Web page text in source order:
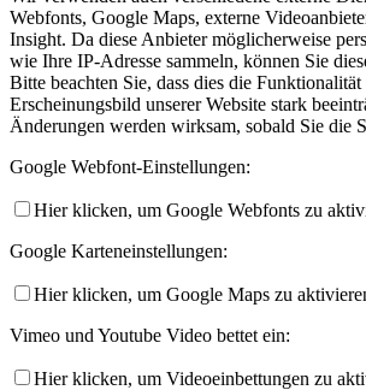
Webfonts, Google Maps, externe
Insight. Da diese Anbieter möglicherweise
wie Ihre IP-Adresse sammeln, können Sie
Bitte beachten Sie, dass dies die Funktionalität
Erscheinungsbild unserer Website stark
Änderungen werden wirksam, sobald Sie die
Google Webfont-Einstellungen:
Hier klicken, um Google Webfonts zu
Google Karteneinstellungen:
Hier klicken, um Google Maps zu
Vimeo und Youtube Video bettet ein:
Hier klicken, um Videoeinbettungen zu